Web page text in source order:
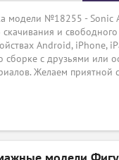
модели №18255 - Sonic
скачивания и
Android, iPhone,
сборке с друзьями или
Желаем приятной